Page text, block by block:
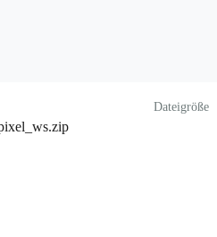
Dateigröße